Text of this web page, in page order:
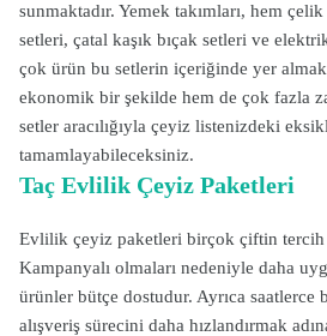
sunmaktadır. Yemek takımları, hem
setleri, çatal kaşık bıçak setleri ve
çok ürün bu setlerin içeriğinde yer
ekonomik bir şekilde hem de çok fazla
setler aracılığıyla çeyiz listenizdeki
tamamlayabileceksiniz.
Taç Evlilik Çeyiz Paketleri
Evlilik çeyiz paketleri birçok çiftin
Kampanyalı olmaları nedeniyle daha
ürünler bütçe dostudur. Ayrıca saatlerce
alışveriş sürecini daha hızlandırmak